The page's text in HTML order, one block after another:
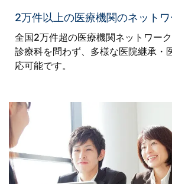
2万件以上の医療機関のネットワ
全国2万件超の医療機関ネットワー
診療科を問わず、多様な医院継承・
応可能です。